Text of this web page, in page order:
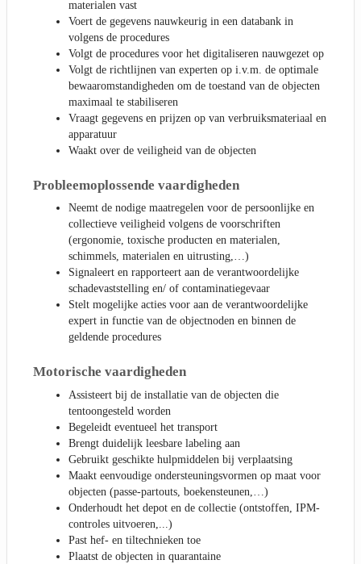
materialen vast
Voert de gegevens nauwkeurig in een databank in
volgens de procedures
Volgt de procedures voor het digitaliseren nauwgezet op
Volgt de richtlijnen van experten op i.v.m. de optimale
bewaaromstandigheden om de toestand van de objecten
maximaal te stabiliseren
Vraagt gegevens en prijzen op van verbruiksmateriaal en
apparatuur
Waakt over de veiligheid van de objecten
Probleemoplossende vaardigheden
Neemt de nodige maatregelen voor de persoonlijke en
collectieve veiligheid volgens de voorschriften
(ergonomie, toxische producten en materialen,
schimmels, materialen en uitrusting,…)
Signaleert en rapporteert aan de verantwoordelijke
schadevaststelling en/ of contaminatiegevaar
Stelt mogelijke acties voor aan de verantwoordelijke
expert in functie van de objectnoden en binnen de
geldende procedures
Motorische vaardigheden
Assisteert bij de installatie van de objecten die
tentoongesteld worden
Begeleidt eventueel het transport
Brengt duidelijk leesbare labeling aan
Gebruikt geschikte hulpmiddelen bij verplaatsing
Maakt eenvoudige ondersteuningsvormen op maat voor
objecten (passe-partouts, boekensteunen,…)
Onderhoudt het depot en de collectie (ontstoffen, IPM-
controles uitvoeren,...)
Past hef- en tiltechnieken toe
Plaatst de objecten in quarantaine